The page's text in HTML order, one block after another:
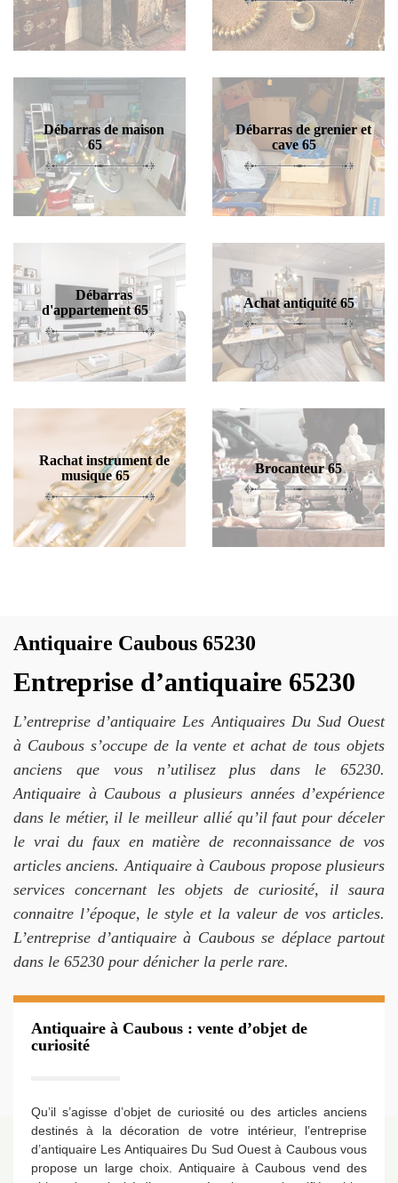
Débarras de maison
65
Débarras de grenier et
cave 65
Débarras
d'appartement 65
Achat antiquité 65
Rachat instrument de
musique 65
Brocanteur 65
Antiquaire Caubous 65230
Entreprise d’antiquaire 65230
L’entreprise d’antiquaire Les Antiquaires Du Sud Ouest
à Caubous s’occupe de la vente et achat de tous objets
anciens que vous n’utilisez plus dans le 65230.
Antiquaire à Caubous a plusieurs années d’expérience
dans le métier, il le meilleur allié qu’il faut pour déceler
le vrai du faux en matière de reconnaissance de vos
articles anciens. Antiquaire à Caubous propose plusieurs
services concernant les objets de curiosité, il saura
connaitre l’époque, le style et la valeur de vos articles.
L’entreprise d’antiquaire à Caubous se déplace partout
dans le 65230 pour dénicher la perle rare.
Antiquaire à Caubous : vente d’objet de
curiosité
Qu’il s’agisse d’objet de curiosité ou des articles anciens
destinés à la décoration de votre intérieur, l’entreprise
d’antiquaire Les Antiquaires Du Sud Ouest à Caubous vous
propose un large choix. Antiquaire à Caubous vend des